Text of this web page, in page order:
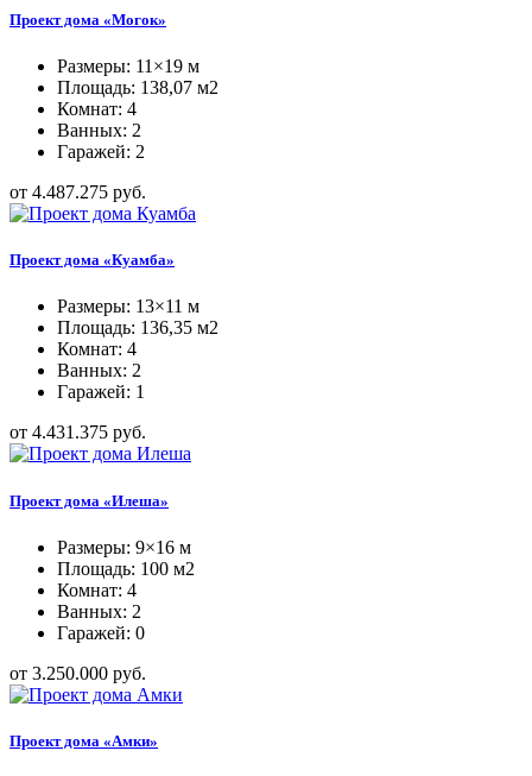
Проект дома «Могок»
Размеры: 11×19 м
Площадь: 138,07 м2
Комнат: 4
Ванных: 2
Гаражей: 2
от 4.487.275 руб.
Проект дома «Куамба»
Размеры: 13×11 м
Площадь: 136,35 м2
Комнат: 4
Ванных: 2
Гаражей: 1
от 4.431.375 руб.
Проект дома «Илеша»
Размеры: 9×16 м
Площадь: 100 м2
Комнат: 4
Ванных: 2
Гаражей: 0
от 3.250.000 руб.
Проект дома «Амки»